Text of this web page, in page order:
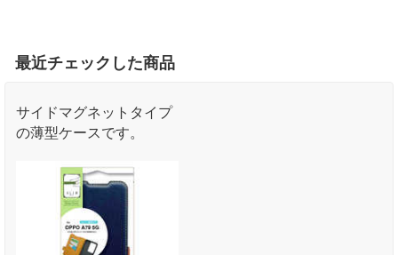
最近チェックした商品
サイドマグネットタイプ
の薄型ケースです。